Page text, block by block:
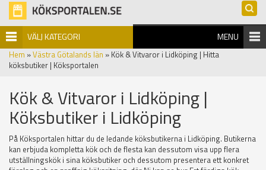
VÄLJ KATEGORI MENU
Hem »Västra Götalands län » Kök & Vitvaror i Lidköping | Hitta
köksbutiker | Köksportalen
Kök & Vitvaror i Lidköping |
Köksbutiker i Lidköping
På Köksportalen hittar du de ledande köksbutikerna i Lidköping. Butikerna
kan erbjuda kompletta kök och de flesta kan dessutom visa upp flera
utställningskök i sina köksbutiker och dessutom presentera ett konkret